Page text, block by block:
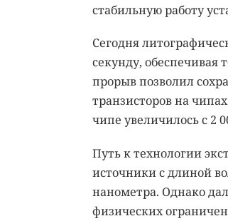
стабильную работу
Сегодня
секунду, обеспечивая
прорыв позволил
транзисторов на
чипе увеличилось с 2
Путь к технологии
источники с длиной
нанометра. Однако
физических